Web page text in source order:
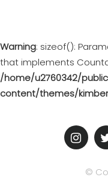
Warning: sizeof():
that implements
/home/u2760342/
content/themes/
©